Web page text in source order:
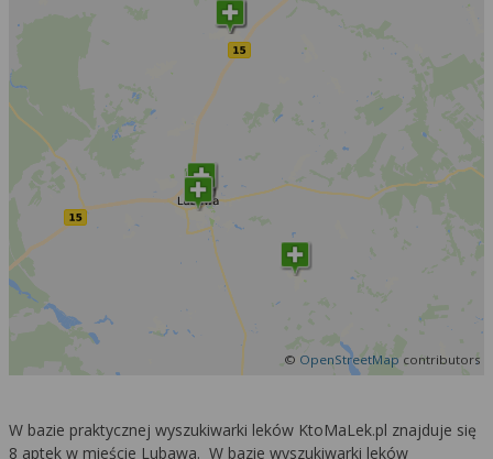
© OpenStreetMap contributors
W bazie praktycznej wyszukiwarki leków KtoMaLek.pl znajduje się
8 aptek w mieście Lubawa. W bazie wyszukiwarki leków